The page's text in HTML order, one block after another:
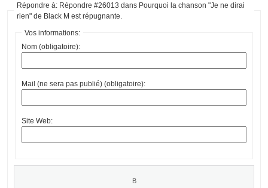
Répondre à: Répondre #26013 dans Pourquoi la chanson "Je ne dirai
rien" de Black M est répugnante.
Vos informations:
Nom (obligatoire):
Mail (ne sera pas publié) (obligatoire):
Site Web: